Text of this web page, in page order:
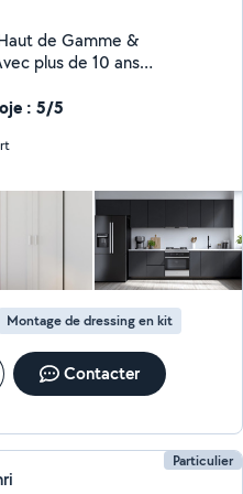
vos espaces avec
et des finitions
toujours propre
partout
: 5/5
Montage de dressing en kit
Contacter
Particulier